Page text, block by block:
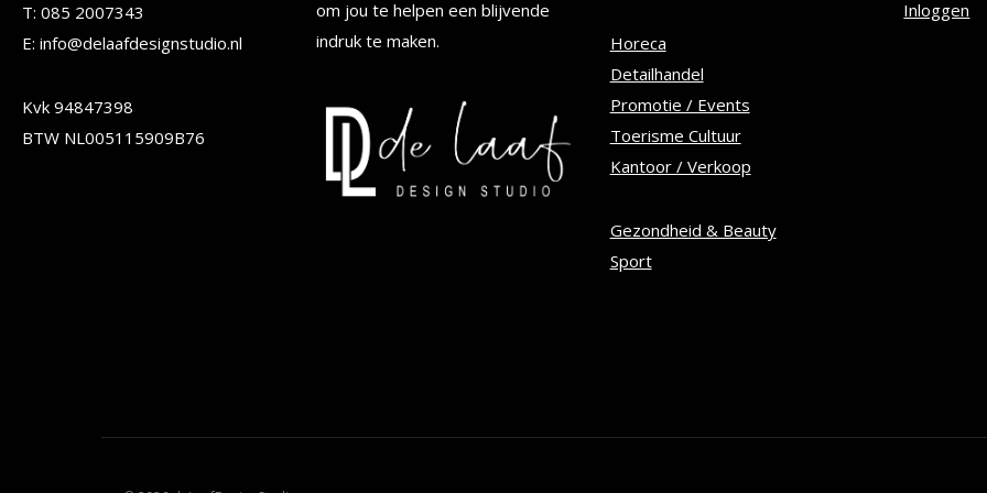
worden
op
productpagina
worden
op
productpagina
T: 085 2007343
E: info@delaafdesignstudio.nl
Kvk 94847398
BTW NL005115909B76
om jou te helpen een blijvende
indruk te maken.
Horeca
Detailhandel
Promotie / Events
Toerisme Cultuur
Kantoor / Verkoop
Gezondheid & Beauty
Sport
Inloggen